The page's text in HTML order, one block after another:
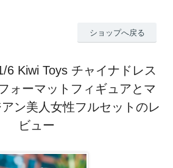
ショップへ戻る
6 Kiwi Toys チャイナドレス
ォーマットフィギュアとマ
ン美人女性フルセットのレ
ビュー